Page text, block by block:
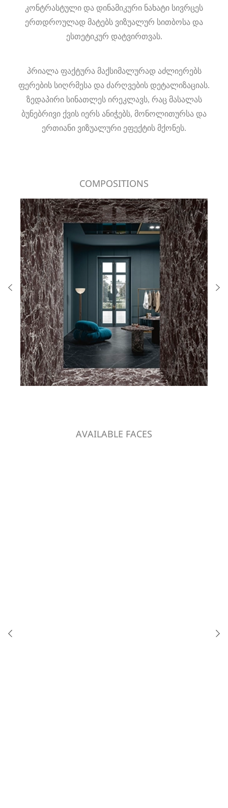
კონტრასტული და დინამიკური ნახატი სივრცეს
ერთდროულად მატებს ვიზუალურ სითბოსა და
ესთეტიკურ დატვირთვას.
პრიალა ფაქტურა მაქსიმალურად აძლიერებს
ფერების სიღრმესა და ძარღვების დეტალიზაციას.
ზედაპირი სინათლეს ირეკლავს, რაც მასალას
ბუნებრივი ქვის იერს ანიჭებს, მონოლითურსა და
ერთიანი ვიზუალური ეფექტის მქონეს.
COMPOSITIONS
AVAILABLE FACES